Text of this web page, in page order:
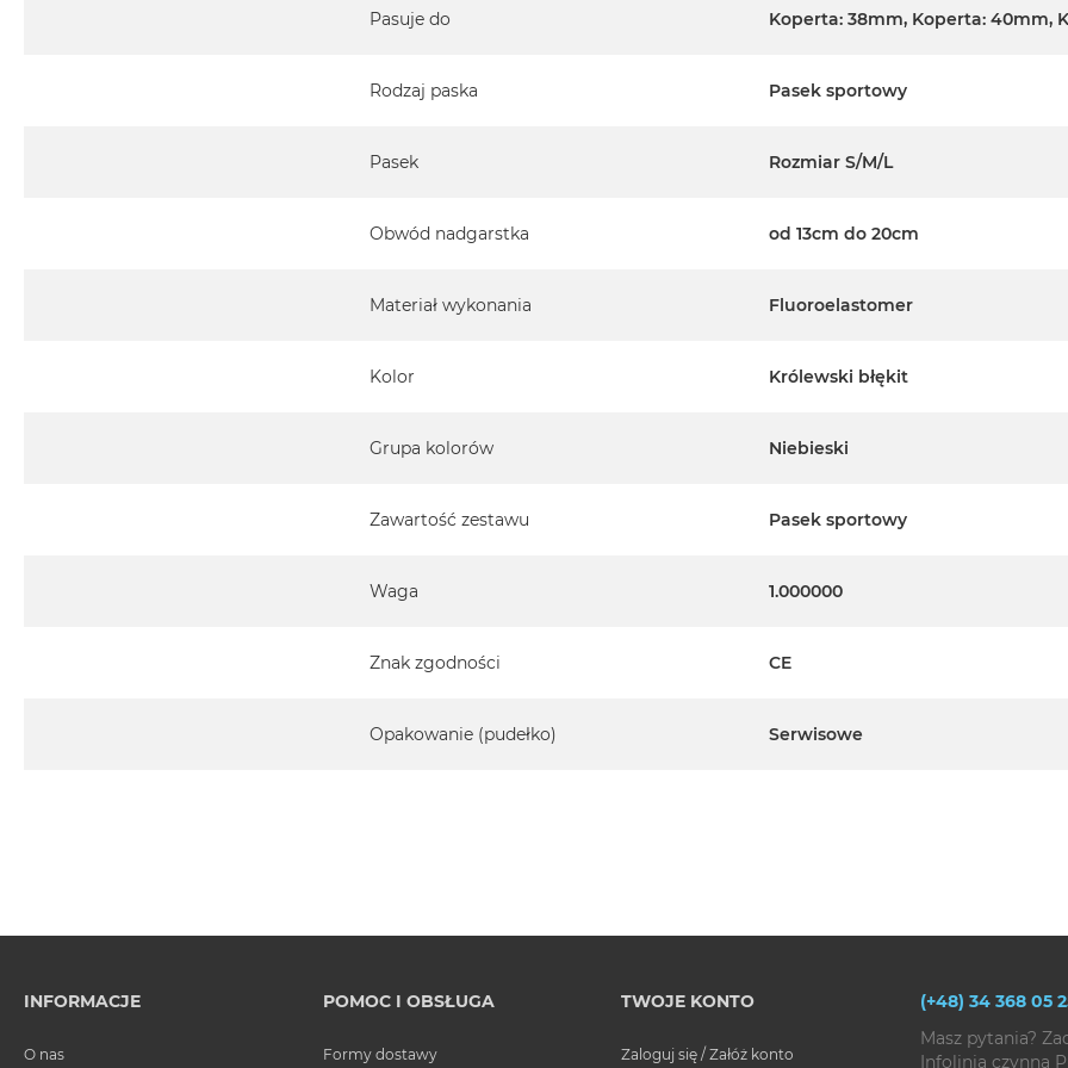
Pasuje do Koperta: 38mm, Koperta: 40mm,
Rodzaj paska Pasek sportowy
Pasek Rozmiar S/M/L
Obwód nadgarstka od 13cm do 20cm
Materiał wykonania Fluoroelastomer
Kolor Królewski błękit
Grupa kolorów Niebieski
Zawartość zestawu Pasek sportowy
Waga 1.000000
Znak zgodności CE
Opakowanie (pudełko) Serwisowe
INFORMACJE
O nas
POMOC I OBSŁUGA
Formy dostawy
TWOJE KONTO
Zaloguj się / Załóż konto
(+48) 34 368 05
Masz pytania?
Infolinia czynna